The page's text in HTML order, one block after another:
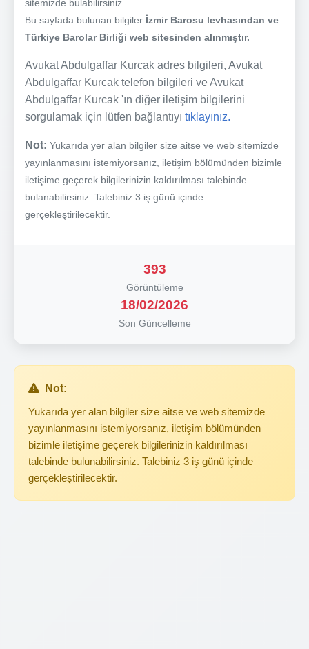
sitemizde bulabilirsiniz.
Bu sayfada bulunan bilgiler İzmir Barosu levhasından ve
Türkiye Barolar Birliği web sitesinden alınmıştır.
Avukat Abdulgaffar Kurcak adres bilgileri, Avukat
Abdulgaffar Kurcak telefon bilgileri ve Avukat
Abdulgaffar Kurcak 'ın diğer iletişim bilgilerini
sorgulamak için lütfen bağlantıyı tıklayınız.
Not: Yukarıda yer alan bilgiler size aitse ve web sitemizde
yayınlanmasını istemiyorsanız, iletişim bölümünden bizimle
iletişime geçerek bilgilerinizin kaldırılması talebinde
bulanabilirsiniz. Talebiniz 3 iş günü içinde
gerçekleştirilecektir.
393
Görüntüleme
18/02/2026
Son Güncelleme
Not:
Yukarıda yer alan bilgiler size aitse ve web sitemizde
yayınlanmasını istemiyorsanız, iletişim bölümünden
bizimle iletişime geçerek bilgilerinizin kaldırılması
talebinde bulunabilirsiniz. Talebiniz 3 iş günü içinde
gerçekleştirilecektir.